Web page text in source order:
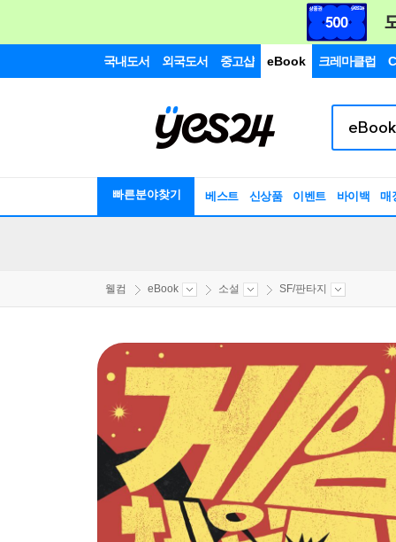
국내도서 외국도서 중고샵 eBook 크레마클럽
빠른분야찾기 베스트 신상품 이벤트 바이백 매
웰컴 eBook 소설 SF/판타지